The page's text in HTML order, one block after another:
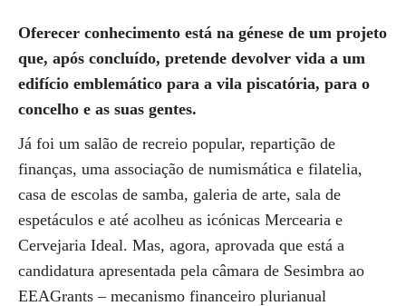
Oferecer conhecimento está na génese de um projeto
que, após concluído, pretende devolver vida a um
edifício emblemático para a vila piscatória, para o
concelho e as suas gentes.
Já foi um salão de recreio popular, repartição de
finanças, uma associação de numismática e filatelia,
casa de escolas de samba, galeria de arte, sala de
espetáculos e até acolheu as icónicas Mercearia e
Cervejaria Ideal. Mas, agora, aprovada que está a
candidatura apresentada pela câmara de Sesimbra ao
EEAGrants – mecanismo financeiro plurianual